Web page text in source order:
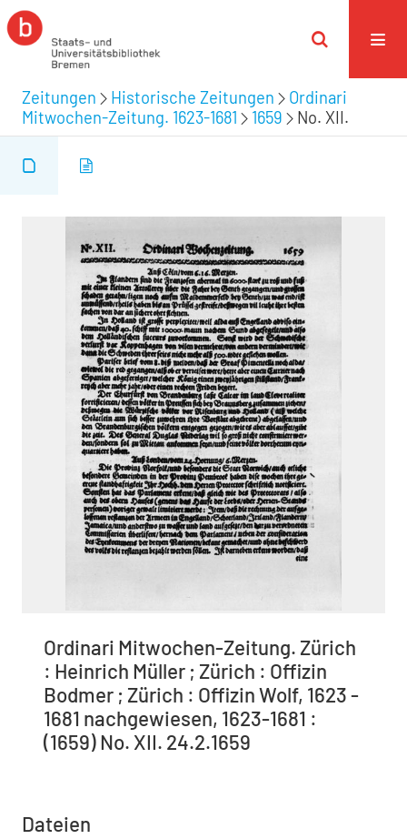
Zeitungen Historische Zeitungen
Ordinari
Mitwochen-Zeitung. 1623-1681
1659 No. XII.
Ordinari Mitwochen-Zeitung. Zürich
: Heinrich Müller ; Zürich : Offizin
Bodmer ; Zürich : Offizin Wolf, 1623 -
1681 nachgewiesen, 1623-1681 :
(1659) No. XII. 24.2.1659
Dateien